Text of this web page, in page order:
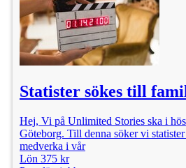
Statister sökes till
Hej, Vi på Unlimited Stories ska i
Göteborg. Till denna söker vi
medverka i vår
Lön 375 kr